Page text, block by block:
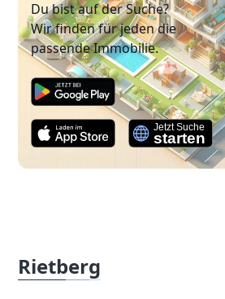
Du bist auf der Suche?
Wir finden für jeden die
passende Immobilie.
Rietberg